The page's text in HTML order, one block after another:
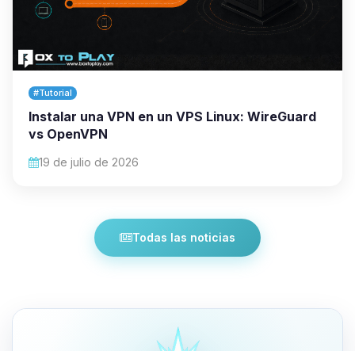
#Tutorial
Instalar una VPN en un VPS Linux: WireGuard
vs OpenVPN
19 de julio de 2026
Todas las noticias